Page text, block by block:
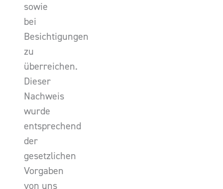
sowie
bei
Besichtigungen
zu
überreichen.
Dieser
Nachweis
wurde
entsprechend
der
gesetzlichen
Vorgaben
von uns